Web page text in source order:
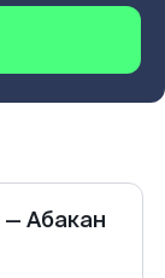
— Абакан